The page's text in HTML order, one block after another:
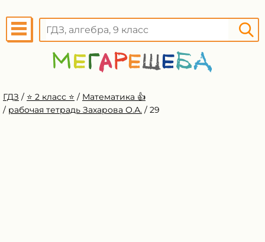
ГДЗ / ⭐️ 2 класс ⭐️ / Математика 👍
/ рабочая тетрадь Захарова О.А. / 29